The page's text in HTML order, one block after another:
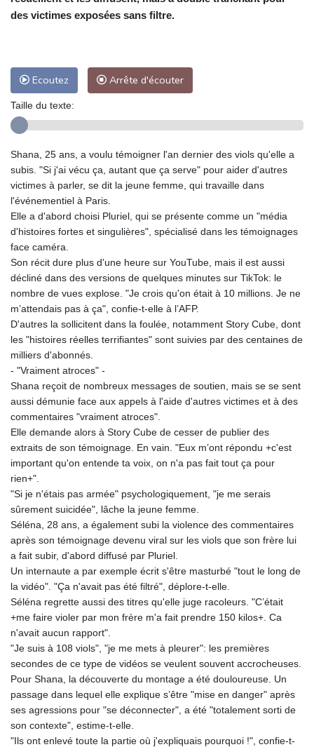
des victimes exposées sans filtre.
Ecoutez Arrête d'écouter
Taille du texte:
Shana, 25 ans, a voulu témoigner l'an dernier des viols qu'elle a
subis. "Si j'ai vécu ça, autant que ça serve" pour aider d'autres
victimes à parler, se dit la jeune femme, qui travaille dans
l'événementiel à Paris.
Elle a d'abord choisi Pluriel, qui se présente comme un "média
d'histoires fortes et singulières", spécialisé dans les témoignages
face caméra.
Son récit dure plus d'une heure sur YouTube, mais il est aussi
décliné dans des versions de quelques minutes sur TikTok: le
nombre de vues explose. "Je crois qu'on était à 10 millions. Je ne
m’attendais pas à ça", confie-t-elle à l’AFP.
D'autres la sollicitent dans la foulée, notamment Story Cube, dont
les "histoires réelles terrifiantes" sont suivies par des centaines de
milliers d'abonnés.
- "Vraiment atroces" -
Shana reçoit de nombreux messages de soutien, mais se se sent
aussi démunie face aux appels à l'aide d'autres victimes et à des
commentaires "vraiment atroces".
Elle demande alors à Story Cube de cesser de publier des
extraits de son témoignage. En vain. "Eux m’ont répondu +c'est
important qu'on entende ta voix, on n'a pas fait tout ça pour
rien+".
"Si je n'étais pas armée" psychologiquement, "je me serais
sûrement suicidée", lâche la jeune femme.
Séléna, 28 ans, a également subi la violence des commentaires
après son témoignage devenu viral sur les viols que son frère lui
a fait subir, d'abord diffusé par Pluriel.
Un internaute a par exemple écrit s'être masturbé "tout le long de
la vidéo". "Ça n'avait pas été filtré", déplore-t-elle.
Séléna regrette aussi des titres qu'elle juge racoleurs. "C’était
+me faire violer par mon frère m'a fait prendre 150 kilos+. Ca
n'avait aucun rapport".
"Je suis à 108 viols", "je me mets à pleurer": les premières
secondes de ce type de vidéos se veulent souvent accrocheuses.
Pour Shana, la découverte du montage a été douloureuse. Un
passage dans lequel elle explique s’être "mise en danger" après
ses agressions pour "se déconnecter", a été "totalement sorti de
son contexte", estime-t-elle.
"Ils ont enlevé toute la partie où j'expliquais pourquoi !", confie-t-